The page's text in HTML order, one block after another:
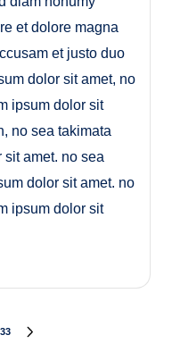
et dolore magna
et justo duo
dolor sit amet, no
ipsum dolor sit
no sea takimata
amet. no sea
dolor sit amet. no
ipsum dolor sit
33